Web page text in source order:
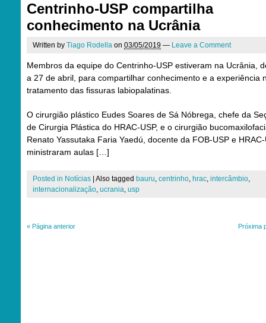
Centrinho-USP compartilha
conhecimento na Ucrânia
Written by Tiago Rodella on 03/05/2019 — Leave a Comment
Membros da equipe do Centrinho-USP estiveram na Ucrânia,
a 27 de abril, para compartilhar conhecimento e a experiência
tratamento das fissuras labiopalatinas.
O cirurgião plástico Eudes Soares de Sá Nóbrega, chefe da
de Cirurgia Plástica do HRAC-USP, e o cirurgião
Renato Yassutaka Faria Yaedú, docente da FOB-USP e HRAC-
ministraram aulas […]
Posted in Notícias Also tagged bauru, centrinho, hrac, intercâmbio,
internacionalização, ucrania, usp
« Página anterior Próxima